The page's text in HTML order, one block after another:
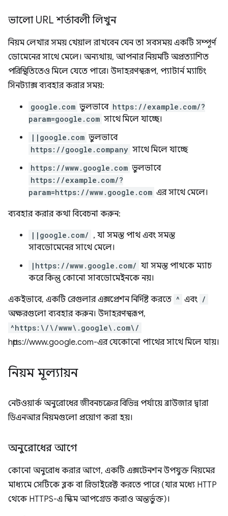
ভালো URL শর্তাবলী লিখুন
নিয়ম লেখার সময় খেয়াল রাখবেন যেন তা সবসময় একটি সম্পূর্ণ
ডোমেনের সাথে মেলে। অন্যথায়, আপনার নিয়মটি অপ্রত্যাশিত
পরিস্থিতিতেও মিলে যেতে পারে। উদাহরণস্বরূপ, প্যাটার্ন ম্যাচিং
সিনট্যাক্স ব্যবহার করার সময়:
google.com ভুলভাবে https://example.com/?
param=google.com সাথে মিলে যাচ্ছে।
||google.com ভুলভাবে
https://google.company সাথে মিলে যাচ্ছে
https://www.google.com ভুলভাবে
https://example.com/?
param=https://www.google.com এর সাথে মেলে।
ব্যবহার করার কথা বিবেচনা করুন:
||google.com/ , যা সমস্ত পাথ এবং সমস্ত
সাবডোমেনের সাথে মেলে।
|https://www.google.com/ যা সমস্ত পাথকে ম্যাচ
করে কিন্তু কোনো সাবডোমেইনকে নয়।
একইভাবে, একটি রেগুলার এক্সপ্রেশন নির্দিষ্ট করতে ^ এবং /
অক্ষরগুলো ব্যবহার করুন। উদাহরণস্বরূপ,
^https:\/\/www\.google\.com\/
https://www.google.com-এর যেকোনো পাথের সাথে মিলে যায়।
নিয়ম মূল্যায়ন
নেটওয়ার্ক অনুরোধের জীবনচক্রের বিভিন্ন পর্যায়ে ব্রাউজার দ্বারা
ডিএনআর নিয়মগুলো প্রয়োগ করা হয়।
অনুরোধের আগে
কোনো অনুরোধ করার আগে, একটি এক্সটেনশন উপযুক্ত নিয়মের
মাধ্যমে সেটিকে ব্লক বা রিডাইরেক্ট করতে পারে (যার মধ্যে HTTP
থেকে HTTPS-এ স্কিম আপগ্রেড করাও অন্তর্ভুক্ত)।